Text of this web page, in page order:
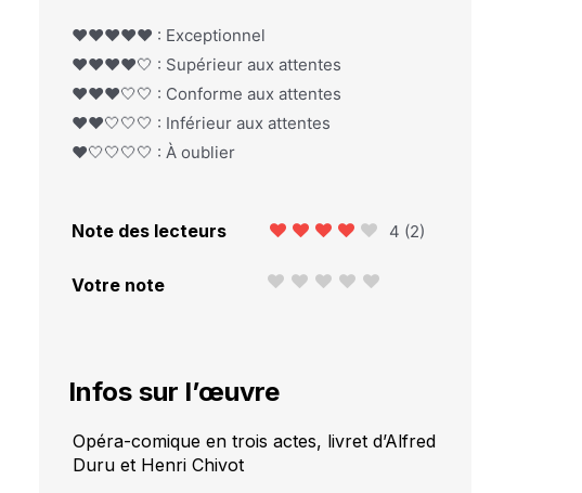
❤️❤️❤️❤️❤️ : Exceptionnel
❤️❤️❤️❤️🤍 : Supérieur aux attentes
❤️❤️❤️🤍🤍 : Conforme aux attentes
❤️❤️🤍🤍🤍 : Inférieur aux attentes
❤️🤍🤍🤍🤍 : À oublier
Note des lecteurs 4 (2)
Votre note
Infos sur l’œuvre
Opéra-comique en trois actes, livret d’Alfred
Duru et Henri Chivot